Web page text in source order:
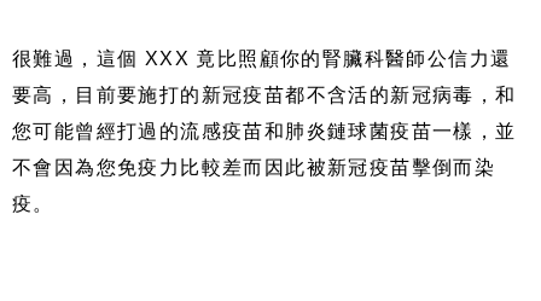
很難過，這個 XXX 竟比照顧你的腎臟科醫師公信力還
要高，目前要施打的新冠疫苗都不含活的新冠病毒，和
您可能曾經打過的流感疫苗和肺炎鏈球菌疫苗一樣，並
不會因為您免疫力比較差而因此被新冠疫苗擊倒而染
疫。